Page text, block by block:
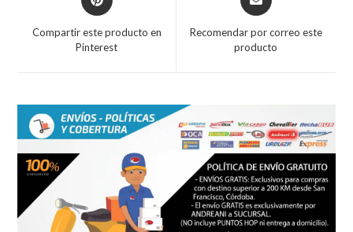
in
new
Compartir este producto en
Pinterest
in
new
Recomendar por correo este
producto